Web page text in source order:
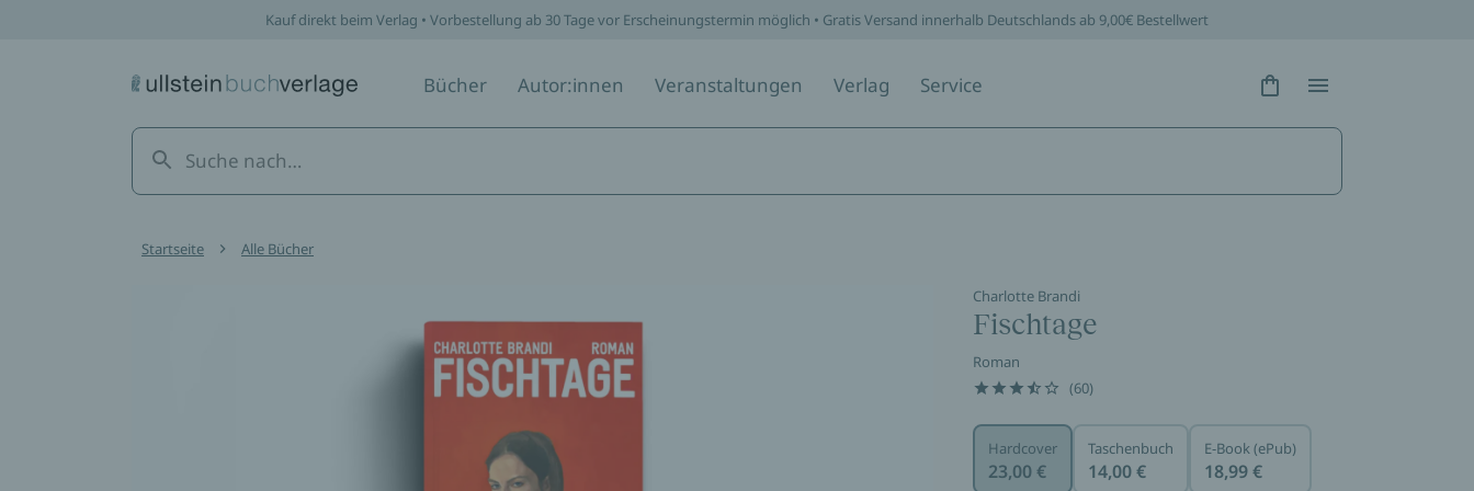
Kauf direkt beim Verlag • Vorbestellung ab 30 Tage vor Erscheinungstermin möglich • Gratis Versand innerhalb Deutschlands ab 9,00€ Bestellwert
Bücher Autor:innen Veranstaltungen Verlag Service Hidden Text
Hidden Text
Startseite Alle Bücher
Charlotte Brandi
Fischtage
Roman
(60)
Hardcover
23,00 €
Taschenbuch
14,00 €
E-Book (ePub)
18,99 €